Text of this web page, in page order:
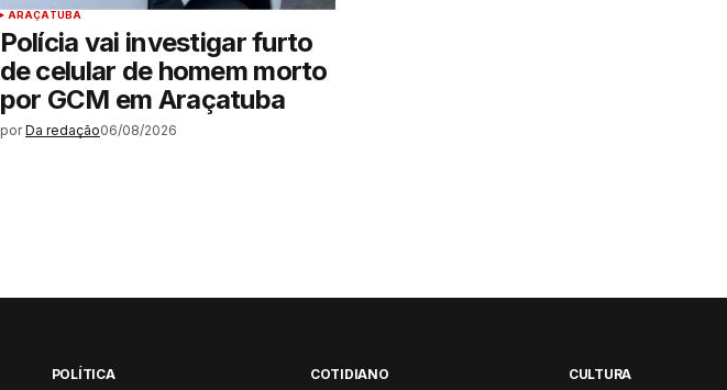
ARAÇATUBA
Polícia vai investigar furto
de celular de homem morto
por GCM em Araçatuba
por Da redação06/08/2026
POLÍTICA COTIDIANO CULTURA